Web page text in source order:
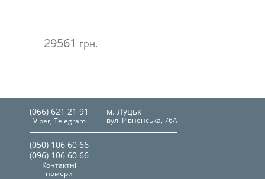
29561 грн.
(066) 621 21 91
Viber, Telegram
м. Луцьк
вул. Рівненська, 76А
(050) 106 60 66
(096) 106 60 66
Контактні
номери